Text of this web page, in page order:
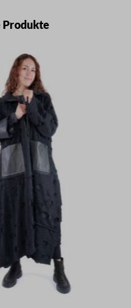
überspringen
Produkte